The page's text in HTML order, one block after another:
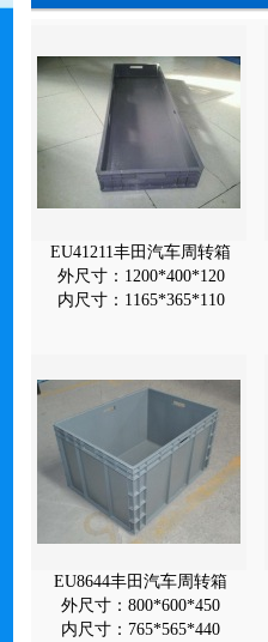
EU41211丰田汽车周转箱
外尺寸：1200*400*120
内尺寸：1165*365*110
EU8644丰田汽车周转箱
外尺寸：800*600*450
内尺寸：765*565*440